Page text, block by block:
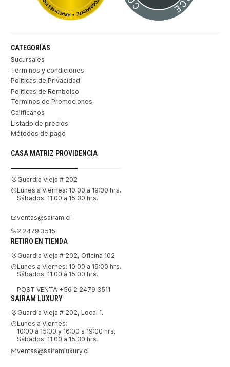
CATEGORÍAS
Sucursales
Terminos y condiciones
Políticas de Privacidad
Políticas de Rembolso
Términos de Promociones
Califícanos
Listado de precios
Métodos de pago
CASA MATRIZ PROVIDENCIA
Guardia Vieja # 202
Lunes a Viernes: 10:00 a 19:00 hrs.
Sábados: 11:00 a 15:30 hrs.
ventas@sairam.cl
2 2479 3515
RETIRO EN TIENDA
Guardia Vieja # 202, Oficina 102
Lunes a Viernes: 10:00 a 19:00 hrs.
Sábados: 11:00 a 15:00 hrs.
POST VENTA +56 2 2479 3511
SAIRAM LUXURY
Guardia Vieja # 202, Local 1.
Lunes a Viernes:
10:00 a 15:00 y 16:00 a 19:00 hrs.
Sábados: 11:00 a 15:30 hrs.
ventas@sairamluxury.cl